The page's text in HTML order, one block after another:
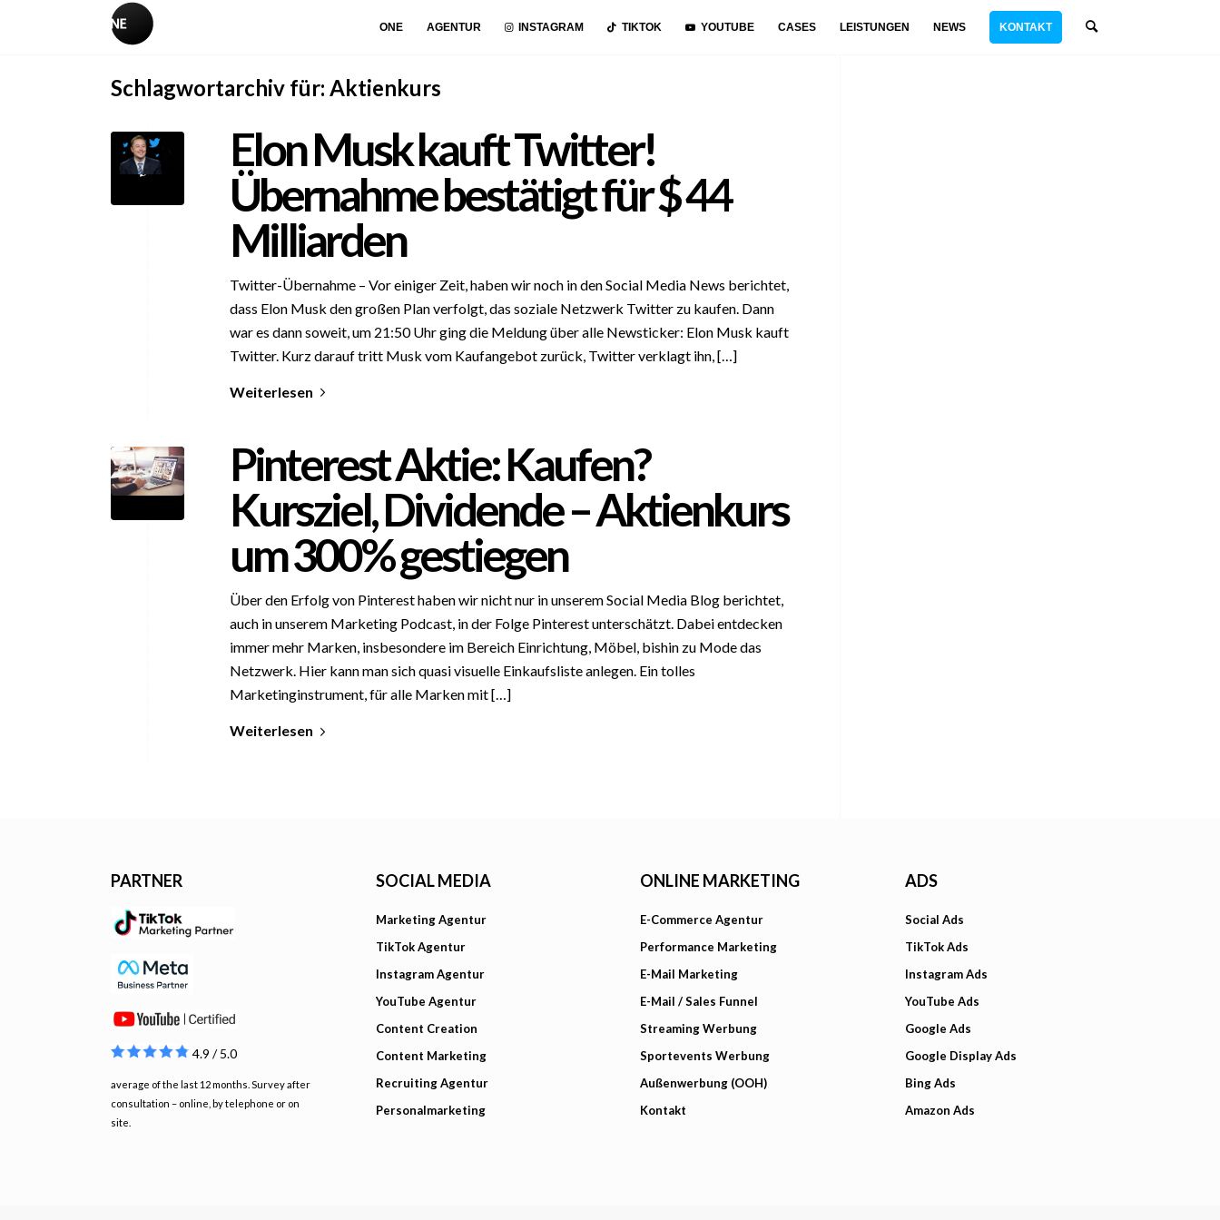
ONE AGENTUR INSTAGRAM TIKTOK YOUTUBE CASES LEISTUNGEN NEWS KONTAKT
Schlagwortarchiv für: Aktienkurs
Elon Musk kauft Twitter!
Übernahme bestätigt für $ 44
Milliarden
Twitter-Übernahme – Vor einiger Zeit, haben wir noch in den Social Media News berichtet,
dass Elon Musk den großen Plan verfolgt, das soziale Netzwerk Twitter zu kaufen. Dann
war es dann soweit, um 21:50 Uhr ging die Meldung über alle Newsticker: Elon Musk kauft
Twitter. Kurz darauf tritt Musk vom Kaufangebot zurück, Twitter verklagt ihn, […]
Weiterlesen
Pinterest Aktie: Kaufen?
Kursziel, Dividende – Aktienkurs
um 300% gestiegen
Über den Erfolg von Pinterest haben wir nicht nur in unserem Social Media Blog berichtet,
auch in unserem Marketing Podcast, in der Folge Pinterest unterschätzt. Dabei entdecken
immer mehr Marken, insbesondere im Bereich Einrichtung, Möbel, bishin zu Mode das
Netzwerk. Hier kann man sich quasi visuelle Einkaufsliste anlegen. Ein tolles
Marketinginstrument, für alle Marken mit […]
Weiterlesen
PARTNER
4.9 / 5.0
average of the last 12 months. Survey after
consultation – online, by telephone or on
site.
SOCIAL MEDIA
Marketing Agentur
TikTok Agentur
Instagram Agentur
YouTube Agentur
Content Creation
Content Marketing
Recruiting Agentur
Personalmarketing
ONLINE MARKETING
E-Commerce Agentur
Performance Marketing
E-Mail Marketing
E-Mail / Sales Funnel
Streaming Werbung
Sportevents Werbung
Außenwerbung (OOH)
Kontakt
ADS
Social Ads
TikTok Ads
Instagram Ads
YouTube Ads
Google Ads
Google Display Ads
Bing Ads
Amazon Ads